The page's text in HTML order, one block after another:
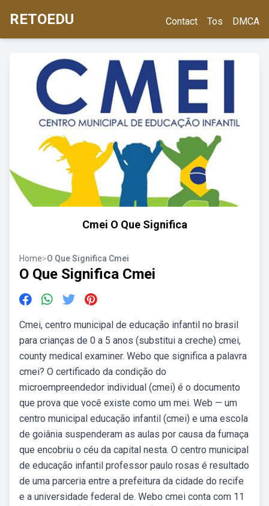
RETOEDU Contact Tos DMCA
Cmei O Que Significa
Home>O Que Significa Cmei
O Que Significa Cmei
Cmei, centro municipal de educação infantil no brasil
para crianças de 0 a 5 anos (substitui a creche) cmei,
county medical examiner. Webo que significa a palavra
cmei? O certificado da condição do
microempreendedor individual (cmei) é o documento
que prova que você existe como um mei. Web — um
centro municipal educação infantil (cmei) e uma escola
de goiânia suspenderam as aulas por causa da fumaça
que encobriu o céu da capital nesta. O centro municipal
de educação infantil professor paulo rosas é resultado
de uma parceria entre a prefeitura da cidade do recife
e a universidade federal de. Webo cmei conta com 11